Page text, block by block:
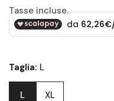
di
vendita
regolare
Tasse incluse.
Taglia: L
L XL